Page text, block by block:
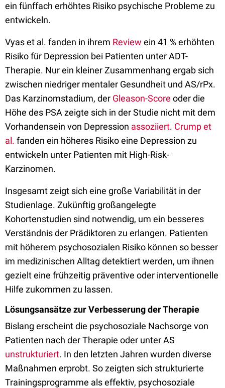
ein fünffach erhöhtes Risiko psychische Probleme zu
entwickeln.
Vyas et al. fanden in ihrem Review ein 41 % erhöhten
Risiko für Depression bei Patienten unter ADT-
Therapie. Nur ein kleiner Zusammenhang ergab sich
zwischen niedriger mentaler Gesundheit und AS/rPx.
Das Karzinomstadium, der Gleason-Score oder die
Höhe des PSA zeigte sich in der Studie nicht mit dem
Vorhandensein von Depression assoziiert. Crump et
al. fanden ein höheres Risiko eine Depression zu
entwickeln unter Patienten mit High-Risk-
Karzinomen.
Insgesamt zeigt sich eine große Variabilität in der
Studienlage. Zukünftig großangelegte
Kohortenstudien sind notwendig, um ein besseres
Verständnis der Prädiktoren zu erlangen. Patienten
mit höherem psychosozialen Risiko können so besser
im medizinischen Alltag detektiert werden, um ihnen
gezielt eine frühzeitig präventive oder interventionelle
Hilfe zukommen zu lassen.
Lösungsansätze zur Verbesserung der Therapie
Bislang erscheint die psychosoziale Nachsorge von
Patienten nach der Therapie oder unter AS
unstrukturiert. In den letzten Jahren wurden diverse
Maßnahmen erprobt. So zeigten sich strukturierte
Trainingsprogramme als effektiv, psychosoziale